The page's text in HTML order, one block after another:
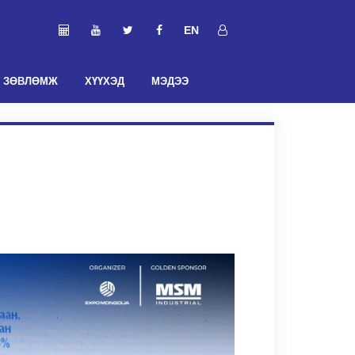
EN
ЗӨВЛӨМЖ ХҮҮХЭД МЭДЭЭ